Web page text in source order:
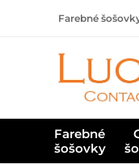
Farebné
Farebné
šošovky